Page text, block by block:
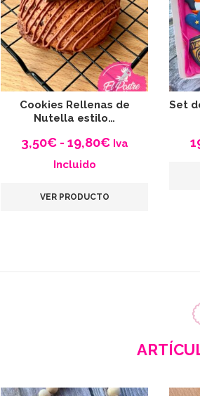
Cookies Rellenas de
Nutella estilo…
3,50€ - 19,80€Rango
Iva
Incluido
VER PRODUCTO
Set